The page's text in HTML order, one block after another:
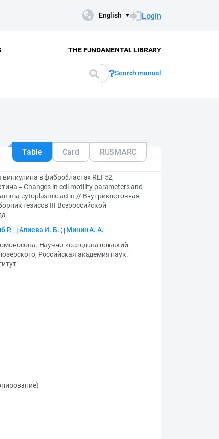
English Login
THE FUNDAMENTAL LIBRARY
Search manual
Table Card RUSMARC
в фибробластах REF52,
= Changes in cell motility parameters and
cytoplasmic actin // Внутриклеточная
тезисов III Всероссийской
Р. ; Алиева И. Б. ;
Минин А. А.
Научно-исследовательский
; Российская академия наук.